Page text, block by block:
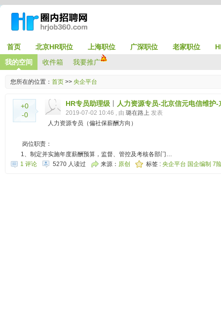
首页 北京HR职位 上海职位 广深职位 老家职位
我的空间
收件箱 我要推广
您所在的位置： 首页 >> 央企平台
+0
-0
HR专员助理级 人力资源专员-北京信元电信维
2019-07-02 10:46 , 由 璐在路上 发表
人力资源专员（偏社保薪酬方向）
岗位职责：
1、制定并实施年度薪酬预算，监督、管控及考核各部门…
1 评论
5270 人读过 来源： 原创 标签 : 央企平台 国企编制 7